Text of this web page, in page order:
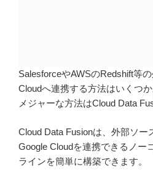
SalesforceやAWSのRedshift等
Cloudへ連携する方法はいくつ
メジャーな方法はCloud Data
Cloud Data Fusionは、外部ソー
Google Cloudを連携できるノー
ラインを簡単に構築できます。